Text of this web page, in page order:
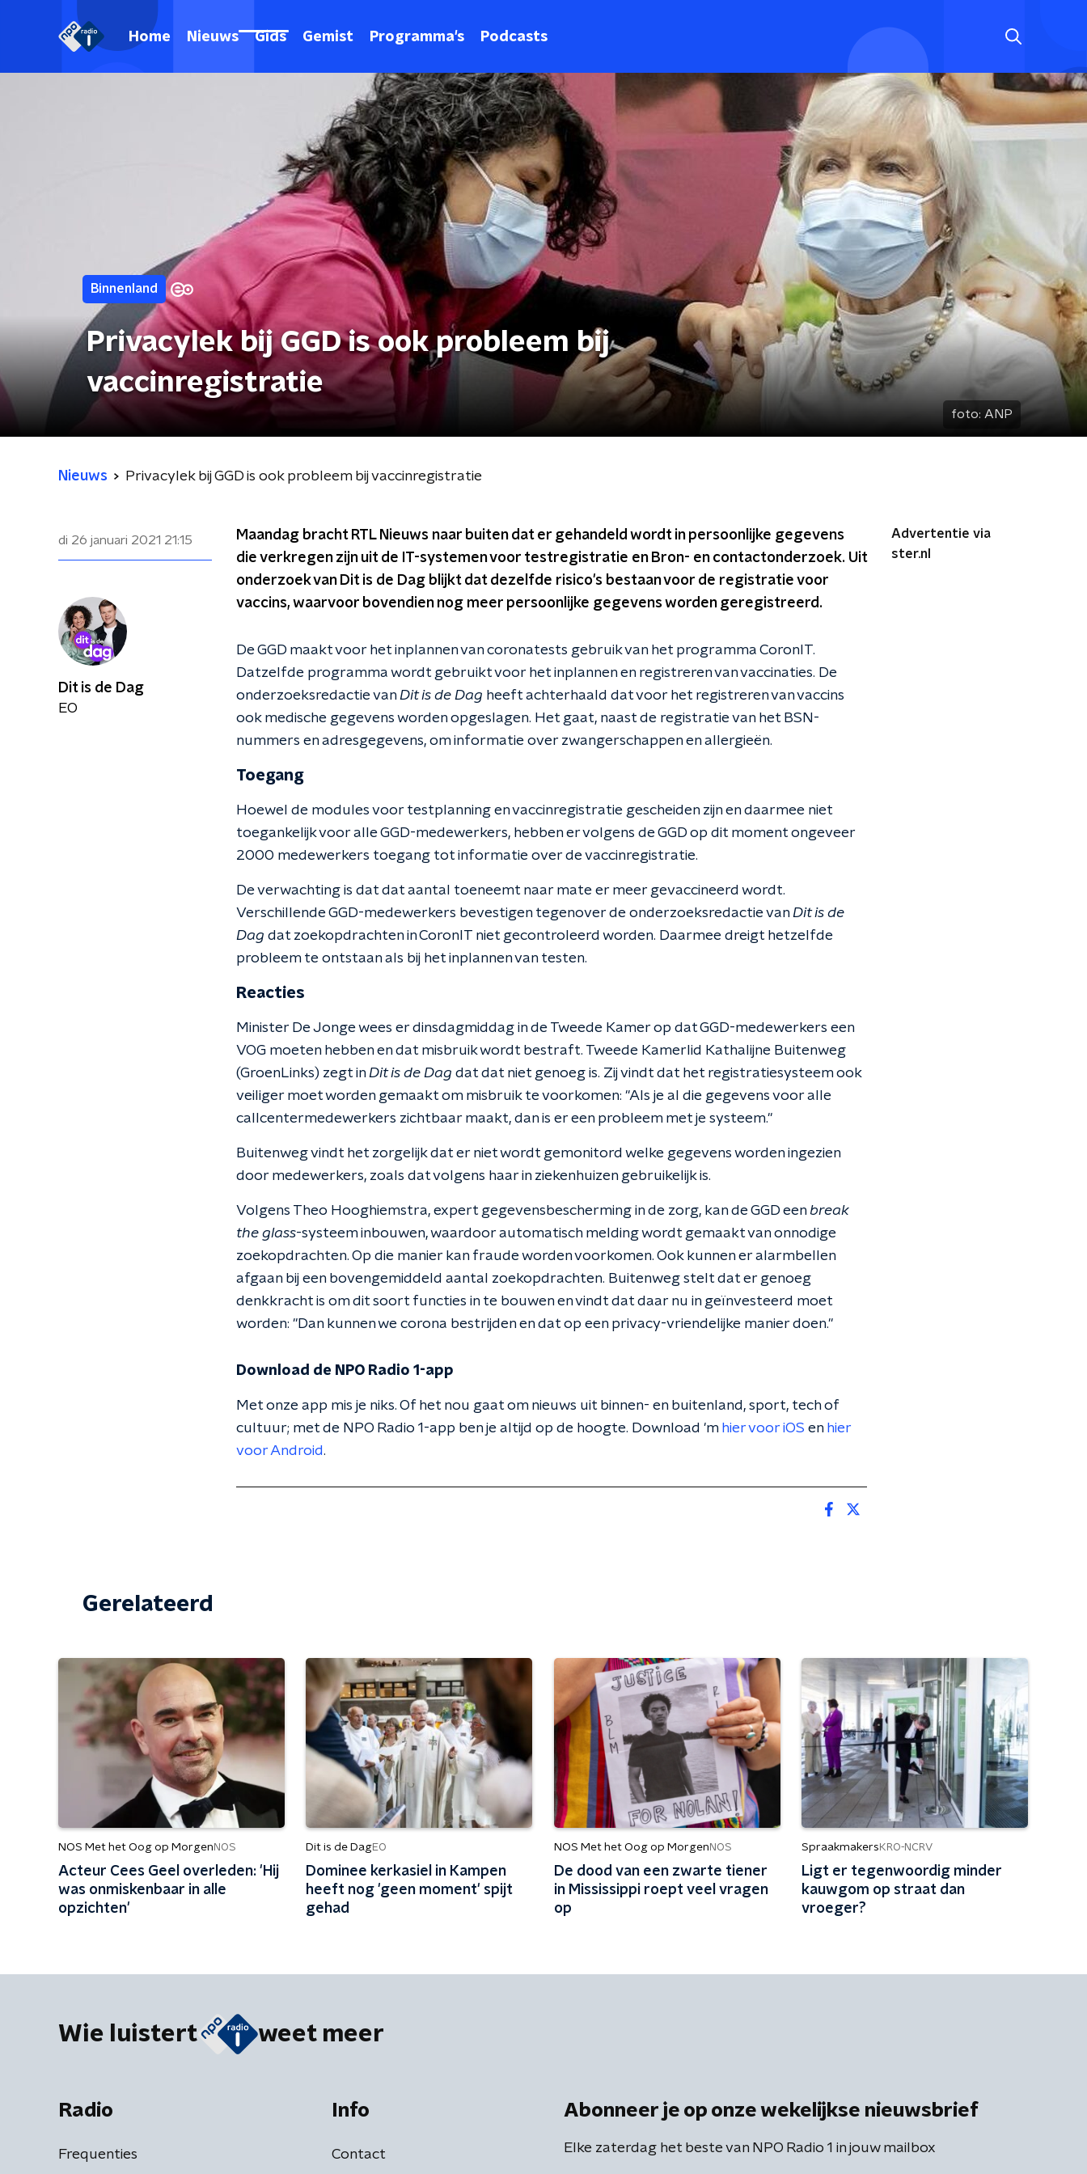
Home Nieuws Gids Gemist Programma's Podcasts
Binnenland
Privacylek bij GGD is ook probleem bij
vaccinregistratie
foto: ANP
Nieuws Privacylek bij GGD is ook probleem bij vaccinregistratie
di 26 januari 2021 21:15
Maandag bracht RTL Nieuws naar buiten dat er gehandeld wordt in persoonlijke gegevens
die verkregen zijn uit de IT-systemen voor testregistratie en Bron- en contactonderzoek. Uit
onderzoek van Dit is de Dag blijkt dat dezelfde risico's bestaan voor de registratie voor
vaccins, waarvoor bovendien nog meer persoonlijke gegevens worden geregistreerd.
De GGD maakt voor het inplannen van coronatests gebruik van het programma CoronIT.
Datzelfde programma wordt gebruikt voor het inplannen en registreren van vaccinaties. De
onderzoeksredactie vanDit is de Dag heeft achterhaald dat voor het registreren van vaccins
ook medische gegevens worden opgeslagen. Het gaat, naast de registratie van het BSN-
nummers en adresgegevens, om informatie over zwangerschappen en allergieën.
Toegang
Hoewel de modules voor testplanning en vaccinregistratie gescheiden zijn en daarmee niet
toegankelijk voor alle GGD-medewerkers, hebben er volgens de GGD op dit moment ongeveer
2000 medewerkers toegang tot informatie over de vaccinregistratie.
De verwachting is dat dat aantal toeneemt naar mate er meer gevaccineerd wordt.
Verschillende GGD-medewerkers bevestigen tegenover de onderzoeksredactie vanDit is de
Dag dat zoekopdrachten in CoronIT niet gecontroleerd worden. Daarmee dreigt hetzelfde
probleem te ontstaan als bij het inplannen van testen.
Reacties
Minister De Jonge wees er dinsdagmiddag in de Tweede Kamer op dat GGD-medewerkers een
VOG moeten hebben en dat misbruik wordt bestraft. Tweede Kamerlid Kathalijne Buitenweg
(GroenLinks) zegt inDit is de Dag dat dat niet genoeg is. Zij vindt dat het registratiesysteem ook
veiliger moet worden gemaakt om misbruik te voorkomen: "Als je al die gegevens voor alle
callcentermedewerkers zichtbaar maakt, dan is er een probleem met je systeem."
Buitenweg vindt het zorgelijk dat er niet wordt gemonitord welke gegevens worden ingezien
door medewerkers, zoals dat volgens haar in ziekenhuizen gebruikelijk is.
Volgens Theo Hooghiemstra, expert gegevensbescherming in de zorg, kan de GGD een break
the glass-systeem inbouwen, waardoor automatisch melding wordt gemaakt van onnodige
zoekopdrachten. Op die manier kan fraude worden voorkomen. Ook kunnen er alarmbellen
afgaan bij een bovengemiddeld aantal zoekopdrachten. Buitenweg stelt dat er genoeg
denkkracht is om dit soort functies in te bouwen en vindt dat daar nu in geïnvesteerd moet
worden: "Dan kunnen we corona bestrijden en dat op een privacy-vriendelijke manier doen."
Download de NPO Radio 1-app
Met onze app mis je niks. Of het nou gaat om nieuws uit binnen- en buitenland, sport, tech of
cultuur; met de NPO Radio 1-app ben je altijd op de hoogte. Download 'm hier voor iOS en hier
voor Android.
Advertentie via
ster.nl
Dit is de Dag
EO
Gerelateerd
NOS Met het Oog op Morgen NOS
Acteur Cees Geel overleden: 'Hij
was onmiskenbaar in alle
opzichten'
Dit is de DagEO
Dominee kerkasiel in Kampen
heeft nog 'geen moment' spijt
gehad
NOS Met het Oog op Morgen NOS
De dood van een zwarte tiener
in Mississippi roept veel vragen
op
Spraakmakers KRO-NCRV
Ligt er tegenwoordig minder
kauwgom op straat dan
vroeger?
Wie luistert weet meer
Radio
Frequenties
Info
Contact
Abonneer je op onze wekelijkse nieuwsbrief
Elke zaterdag het beste van NPO Radio 1 in jouw mailbox